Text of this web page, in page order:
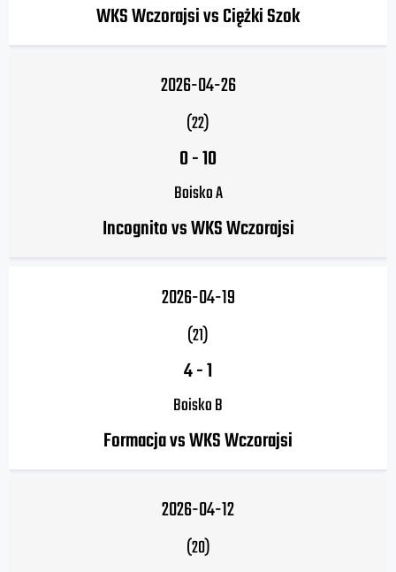
WKS Wczorajsi vs Ciężki Szok
2026-04-26
(22)
0-10
Boisko A
Incognito vs WKS Wczorajsi
2026-04-19
(21)
4-1
Boisko B
Formacja vs WKS Wczorajsi
2026-04-12
(20)